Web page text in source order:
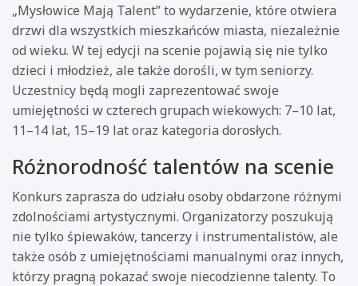
„Mysłowice Mają Talent” to wydarzenie, które otwiera
drzwi dla wszystkich mieszkańców miasta, niezależnie
od wieku. W tej edycji na scenie pojawią się nie tylko
dzieci i młodzież, ale także dorośli, w tym seniorzy.
Uczestnicy będą mogli zaprezentować swoje
umiejętności w czterech grupach wiekowych: 7–10 lat,
11–14 lat, 15–19 lat oraz kategoria dorosłych.
Różnorodność talentów na scenie
Konkurs zaprasza do udziału osoby obdarzone różnymi
zdolnościami artystycznymi. Organizatorzy poszukują
nie tylko śpiewaków, tancerzy i instrumentalistów, ale
także osób z umiejętnościami manualnymi oraz innych,
którzy pragną pokazać swoje niecodzienne talenty. To